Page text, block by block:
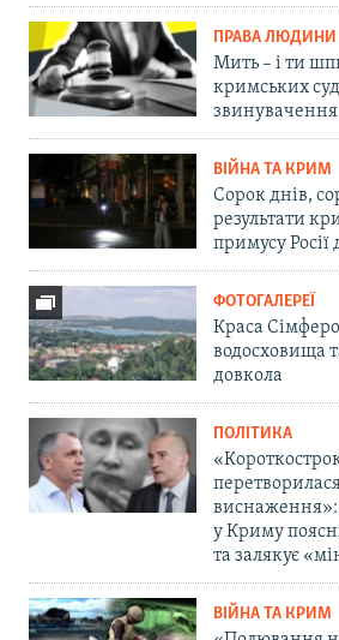
ПРАВА ЛЮДИНИ
Мить – і ти
кримських
ВІЙНА ТА КРИМ
Сорок днів,
результати
примусу Росії
ФОТОГАЛЕРЕЇ
Краса
водосховища
довкола
ПОЛІТИКА
у Криму
та залякує
ВІЙНА ТА КРИМ